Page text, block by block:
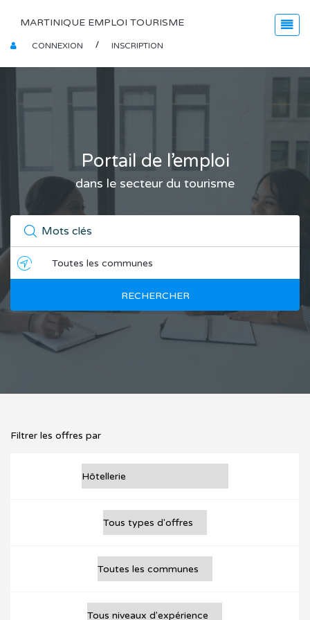
MARTINIQUE EMPLOI TOURISME
CONNEXION INSCRIPTION
Portail de l’emploi
dans le secteur du tourisme
RECHERCHER
Filtrer les offres par